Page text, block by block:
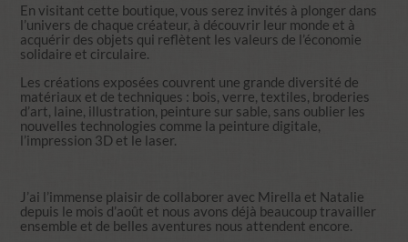
En visitant cette boutique, vous serez invités à plonger dans
l’univers de chaque créateur, à découvrir leur monde et à
acquérir des objets qui reflètent les valeurs de l’économie
solidaire et circulaire.
Les créations exposées couvrent une grande diversité de
matériaux et de techniques : bois, verre, textiles, broderies
d’art, laine, illustration, peinture sur sable, sans oublier les
nouvelles technologies comme la peinture digitale,
l’impression 3D et le laser.
J’ai l’immense plaisir de collaborer avec Mirella et Natalie
depuis le mois d’août et nous avons déjà beaucoup travailler
ensemble et de belles aventures nous attendent encore.